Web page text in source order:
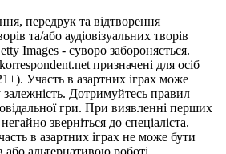
передрук та відтворення
та/або аудіовізуальних творів
Images - суворо забороняється.
призначені для осіб
Участь в азартних іграх може
залежність. Дотримуйтесь правил
гри. При виявленні перших
зверніться до спеціаліста.
в азартних іграх не може бути
альтернативою роботі.